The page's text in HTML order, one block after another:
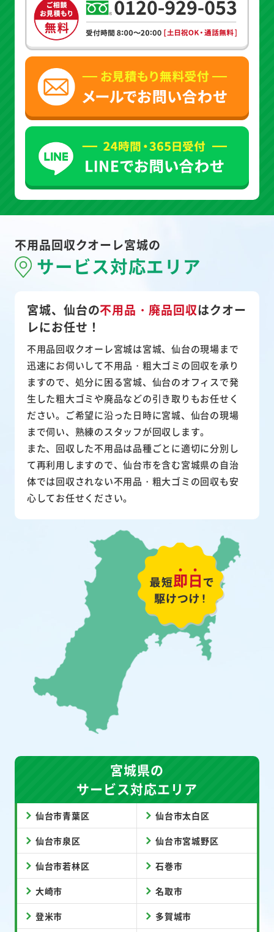
不用品回収クオーレ宮城の
サービス対応エリア
宮城、仙台の不用品・廃品回収はクオー
レにお任せ！
不用品回収クオーレ宮城は宮城、仙台の現場まで
迅速にお伺いして不用品・粗大ゴミの回収を承り
ますので、処分に困る宮城、仙台のオフィスで発
生した粗大ゴミや廃品などの引き取りもお任せく
ださい。ご希望に沿った日時に宮城、仙台の現場
まで伺い、熟練のスタッフが回収します。
また、 回収した不用品は品種ごとに適切に分別し
て再利用 しますので、仙台市を含む宮城県の自治
体では回収されない不用品・粗大ゴミの回収も安
心してお任せください。
宮城県の
サービス対応エリア
仙台市青葉区 仙台市太白区
仙台市泉区 仙台市宮城野区
仙台市若林区 石巻市
大崎市 名取市
登米市 多賀城市